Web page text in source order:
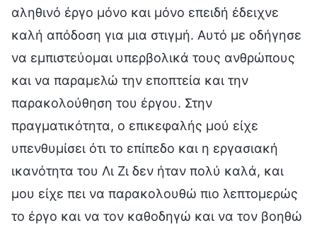
αληθινό έργο μόνο και μόνο επειδή έδειχνε
καλή απόδοση για μια στιγμή. Αυτό με οδήγησε
να εμπιστεύομαι υπερβολικά τους ανθρώπους
και να παραμελώ την εποπτεία και την
παρακολούθηση του έργου. Στην
πραγματικότητα, ο επικεφαλής μού είχε
υπενθυμίσει ότι το επίπεδο και η εργασιακή
ικανότητα του Λι Ζι δεν ήταν πολύ καλά, και
μου είχε πει να παρακολουθώ πιο λεπτομερώς
το έργο και να τον καθοδηγώ και να τον βοηθώ